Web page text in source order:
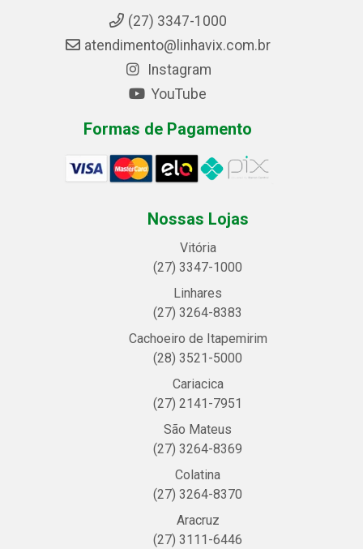
(27) 3347-1000
atendimento@linhavix.com.br
Instagram
YouTube
Formas de Pagamento
Nossas Lojas
Vitória
(27) 3347-1000
Linhares
(27) 3264-8383
Cachoeiro de Itapemirim
(28) 3521-5000
Cariacica
(27) 2141-7951
São Mateus
(27) 3264-8369
Colatina
(27) 3264-8370
Aracruz
(27) 3111-6446